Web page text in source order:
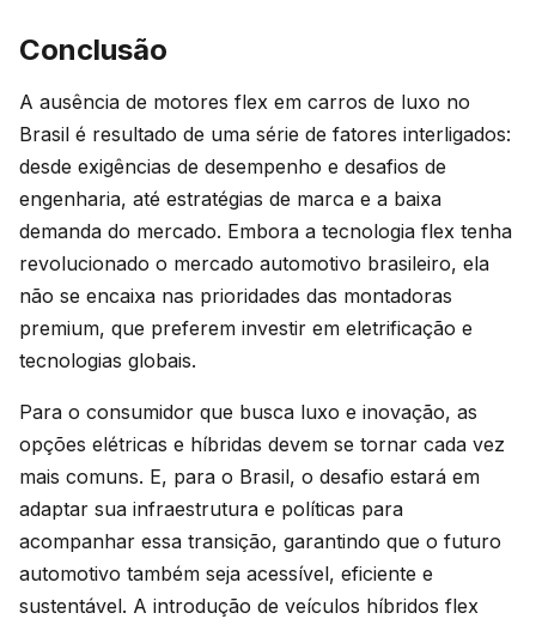
Conclusão
A ausência de motores flex em carros de luxo no
Brasil é resultado de uma série de fatores interligados:
desde exigências de desempenho e desafios de
engenharia, até estratégias de marca e a baixa
demanda do mercado. Embora a tecnologia flex tenha
revolucionado o mercado automotivo brasileiro, ela
não se encaixa nas prioridades das montadoras
premium, que preferem investir em eletrificação e
tecnologias globais.
Para o consumidor que busca luxo e inovação, as
opções elétricas e híbridas devem se tornar cada vez
mais comuns. E, para o Brasil, o desafio estará em
adaptar sua infraestrutura e políticas para
acompanhar essa transição, garantindo que o futuro
automotivo também seja acessível, eficiente e
sustentável. A introdução de veículos híbridos flex